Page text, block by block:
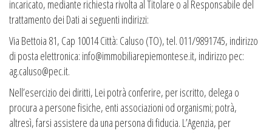
incaricato, mediante richiesta rivolta al Titolare o al Responsabile del
trattamento dei Dati ai seguenti indirizzi:
Via Bettoia 81, Cap 10014 Città: Caluso (TO), tel. 011/9891745, indirizzo
di posta elettronica: info@immobiliarepiemontese.it, indirizzo pec:
ag.caluso@pec.it.
Nell’esercizio dei diritti, Lei potrà conferire, per iscritto, delega o
procura a persone fisiche, enti associazioni od organismi; potrà,
altresì, farsi assistere da una persona di fiducia. L’Agenzia, per